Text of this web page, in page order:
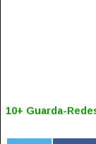
10+ Guarda-